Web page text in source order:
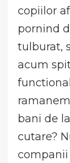
copiilor
pornind
tulburat,
acum
bani de
cutare?
companii